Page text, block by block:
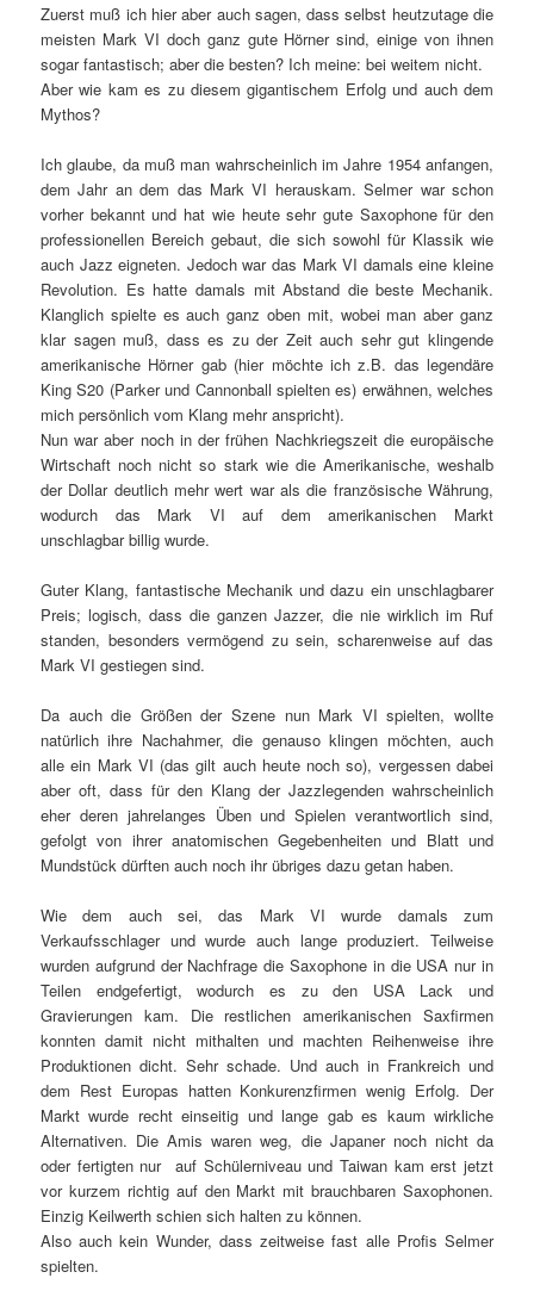
Zuerst muß ich hier aber auch sagen, dass selbst heutzutage die
meisten Mark VI doch ganz gute Hörner sind, einige von ihnen
sogar fantastisch; aber die besten? Ich meine: bei weitem nicht.
Aber wie kam es zu diesem gigantischem Erfolg und auch dem
Mythos?
Ich glaube, da muß man wahrscheinlich im Jahre 1954 anfangen,
dem Jahr an dem das Mark VI herauskam. Selmer war schon
vorher bekannt und hat wie heute sehr gute Saxophone für den
professionellen Bereich gebaut, die sich sowohl für Klassik wie
auch Jazz eigneten. Jedoch war das Mark VI damals eine kleine
Revolution. Es hatte damals mit Abstand die beste Mechanik.
Klanglich spielte es auch ganz oben mit, wobei man aber ganz
klar sagen muß, dass es zu der Zeit auch sehr gut klingende
amerikanische Hörner gab (hier möchte ich z.B. das legendäre
King S20 (Parker und Cannonball spielten es) erwähnen, welches
mich persönlich vom Klang mehr anspricht).
Nun war aber noch in der frühen Nachkriegszeit die europäische
Wirtschaft noch nicht so stark wie die Amerikanische, weshalb
der Dollar deutlich mehr wert war als die französische Währung,
wodurch das Mark VI auf dem amerikanischen Markt
unschlagbar billig wurde.
Guter Klang, fantastische Mechanik und dazu ein unschlagbarer
Preis; logisch, dass die ganzen Jazzer, die nie wirklich im Ruf
standen, besonders vermögend zu sein, scharenweise auf das
Mark VI gestiegen sind.
Da auch die Größen der Szene nun Mark VI spielten, wollte
natürlich ihre Nachahmer, die genauso klingen möchten, auch
alle ein Mark VI (das gilt auch heute noch so), vergessen dabei
aber oft, dass für den Klang der Jazzlegenden wahrscheinlich
eher deren jahrelanges Üben und Spielen verantwortlich sind,
gefolgt von ihrer anatomischen Gegebenheiten und Blatt und
Mundstück dürften auch noch ihr übriges dazu getan haben.
Wie dem auch sei, das Mark VI wurde damals zum
Verkaufsschlager und wurde auch lange produziert. Teilweise
wurden aufgrund der Nachfrage die Saxophone in die USA nur in
Teilen endgefertigt, wodurch es zu den USA Lack und
Gravierungen kam. Die restlichen amerikanischen Saxfirmen
konnten damit nicht mithalten und machten Reihenweise ihre
Produktionen dicht. Sehr schade. Und auch in Frankreich und
dem Rest Europas hatten Konkurenzfirmen wenig Erfolg. Der
Markt wurde recht einseitig und lange gab es kaum wirkliche
Alternativen. Die Amis waren weg, die Japaner noch nicht da
oder fertigten nur auf Schülerniveau und Taiwan kam erst jetzt
vor kurzem richtig auf den Markt mit brauchbaren Saxophonen.
Einzig Keilwerth schien sich halten zu können.
Also auch kein Wunder, dass zeitweise fast alle Profis Selmer
spielten.